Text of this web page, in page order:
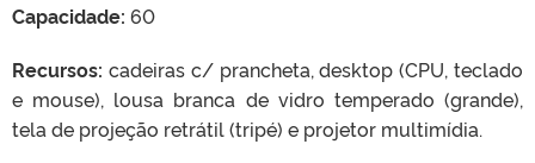
Capacidade: 60
Recursos: cadeiras c/ prancheta, desktop (CPU, teclado
e mouse), lousa branca de vidro temperado (grande),
tela de projeção retrátil (tripé) e projetor multimídia.